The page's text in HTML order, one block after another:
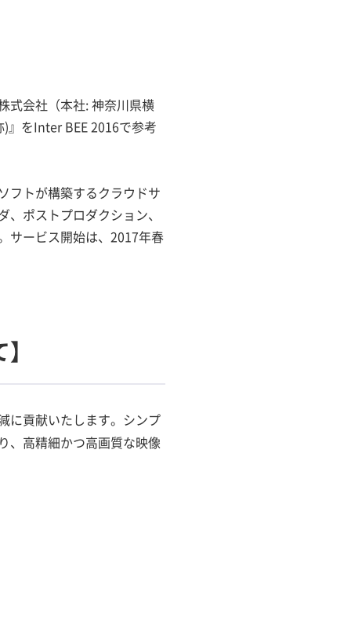
式会社（本社: 神奈川県横
』をInter BEE 2016で参考
フトが構築するクラウドサ
ポストプロダクション、
サービス開始は、2017年春
に貢献いたします。シンプ
、高精細かつ高画質な映像